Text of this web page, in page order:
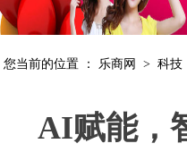
您当前的位置 ： 乐商网 >科技
AI赋能，